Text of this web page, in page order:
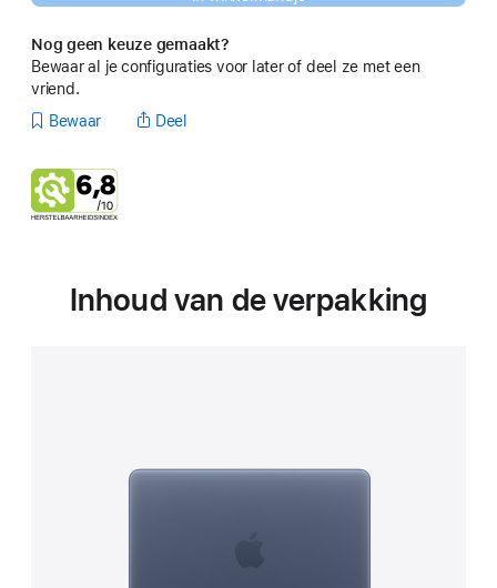
Nog geen keuze gemaakt?
Bewaar al je configuraties voor later of deel ze met een
vriend.
Bewaar
Deel
Inhoud van de verpakking